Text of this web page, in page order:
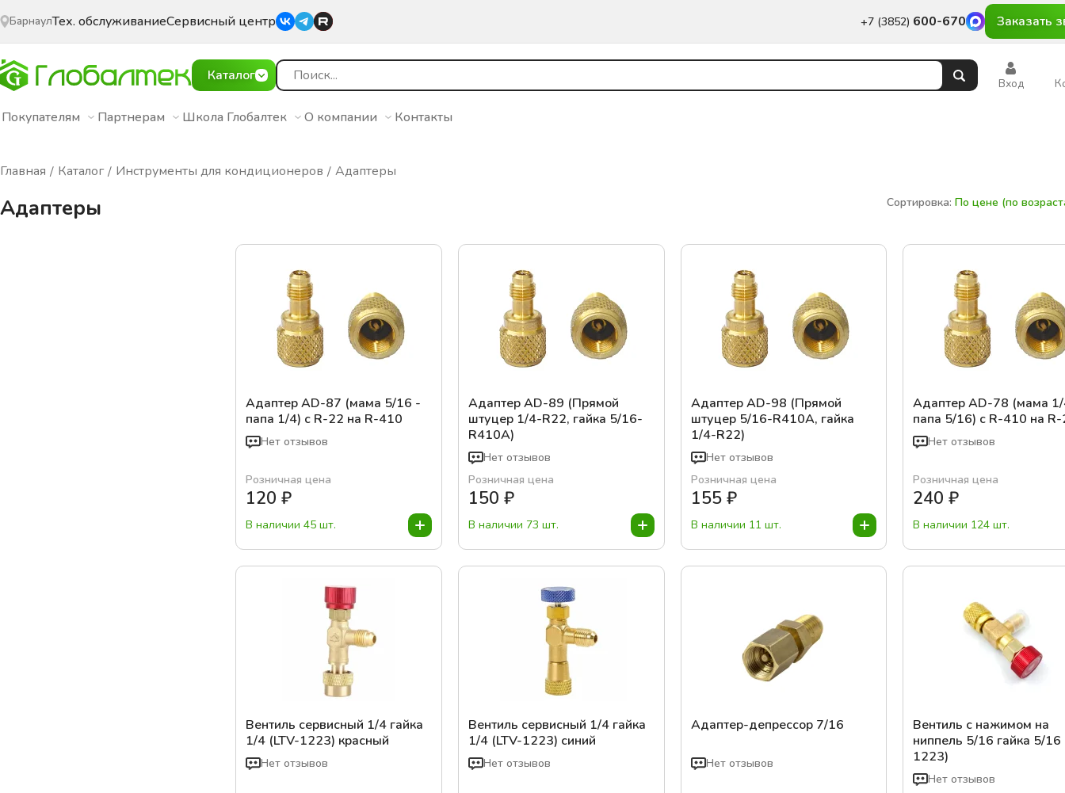
БарнаулТех. обслуживаниеСервисный центр +7 (3852) 600-670 Заказать
Каталог Вход
Покупателям Партнерам Школа Глобалтек О компании Контакты
Главная Каталог Инструменты для кондиционеров Адаптеры
Адаптеры Сортировка: По цене (по
Адаптер AD-87 (мама 5/16 -
папа 1/4) c R-22 на R-410
Нет отзывов
Розничная цена
120 ₽
В наличии 45 шт.
Адаптер AD-89 (Прямой
штуцер 1/4-R22, гайка 5/16-
R410A)
Нет отзывов
Розничная цена
150 ₽
В наличии 73 шт.
Адаптер AD-98 (Прямой
штуцер 5/16-R410A, гайка
1/4-R22)
Нет отзывов
Розничная цена
155₽
В наличии 11 шт.
Адаптер AD-78 (мама
папа 5/16) c R-410 на
Нет отзывов
Розничная цена
240 ₽
В наличии 124 шт.
Вентиль сервисный 1/4 гайка
1/4 (LTV-1223) красный
Нет отзывов
Вентиль сервисный 1/4 гайка
1/4 (LTV-1223) синий
Нет отзывов
Адаптер-депрессор 7/16
Нет отзывов
Вентиль с нажимом на
ниппель 5/16 гайка 5/
1223)
Нет отзывов